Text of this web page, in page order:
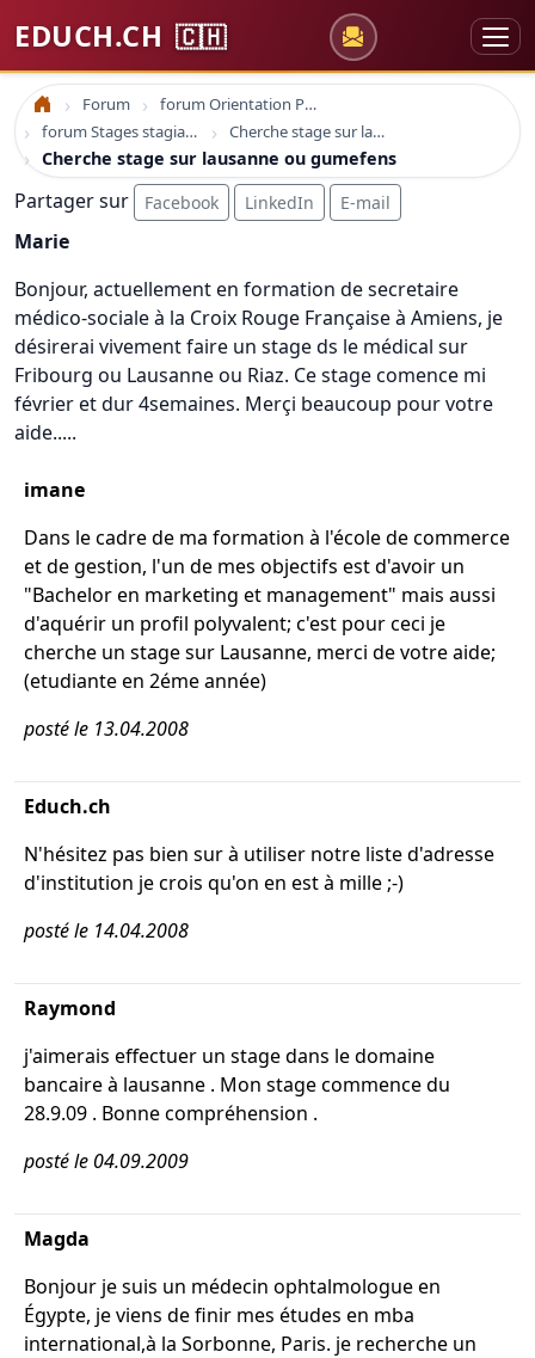
EDUCH.CH 🇨🇭
Accueil Forum
forum Orientation Professionnelle
forum Stages stagiaire emploi
Cherche stage sur lausanne ou gumefens
Cherche stage sur lausanne ou gumefens
Partager sur Facebook LinkedIn E-mail
Marie
Bonjour, actuellement en formation de secretaire
médico-sociale à la Croix Rouge Française à Amiens, je
désirerai vivement faire un stage ds le médical sur
Fribourg ou Lausanne ou Riaz. Ce stage comence mi
février et dur 4semaines. Merçi beaucoup pour votre
aide.....
imane
Dans le cadre de ma formation à l'école de commerce
et de gestion, l'un de mes objectifs est d'avoir un
"Bachelor en marketing et management" mais aussi
d'aquérir un profil polyvalent; c'est pour ceci je
cherche un stage sur Lausanne, merci de votre aide;
(etudiante en 2éme année)
posté le 13.04.2008
Educh.ch
N'hésitez pas bien sur à utiliser notre liste d'adresse
d'institution je crois qu'on en est à mille ;-)
posté le 14.04.2008
Raymond
j'aimerais effectuer un stage dans le domaine
bancaire à lausanne . Mon stage commence du
28.9.09 . Bonne compréhension .
posté le 04.09.2009
Magda
Bonjour je suis un médecin ophtalmologue en
Égypte, je viens de finir mes études en mba
international,à la Sorbonne, Paris. je recherche un